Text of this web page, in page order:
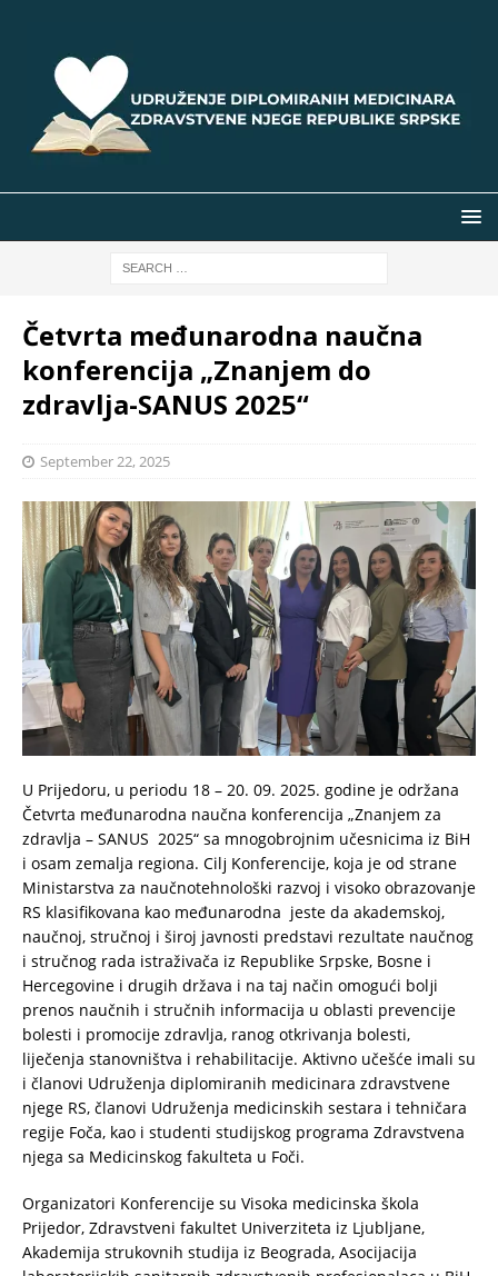
Četvrta međunarodna naučna
konferencija „Znanjem do
zdravlja-SANUS 2025“
September 22, 2025
U Prijedoru, u periodu 18 – 20. 09. 2025. godine je održana
Četvrta međunarodna naučna konferencija „Znanjem za
zdravlja – SANUS 2025“ sa mnogobrojnim učesnicima iz BiH
i osam zemalja regiona. Cilј Konferencije, koja je od strane
Ministarstva za naučnotehnološki razvoj i visoko obrazovanje
RS klasifikovana kao međunarodna jeste da akademskoj,
naučnoj, stručnoj i široj javnosti predstavi rezultate naučnog
i stručnog rada istraživača iz Republike Srpske, Bosne i
Hercegovine i drugih država i na taj način omogući bolјi
prenos naučnih i stručnih informacija u oblasti prevencije
bolesti i promocije zdravlja, ranog otkrivanja bolesti,
liječenja stanovništva i rehabilitacije. Aktivno učešće imali su
i članovi Udruženja diplomiranih medicinara zdravstvene
njege RS, članovi Udruženja medicinskih sestara i tehničara
regije Foča, kao i studenti studijskog programa Zdravstvena
njega sa Medicinskog fakulteta u Foči.
Organizatori Konferencije su Visoka medicinska škola
Prijedor, Zdravstveni fakultet Univerziteta iz Ljubljane,
Akademija strukovnih studija iz Beograda, Asocijacija